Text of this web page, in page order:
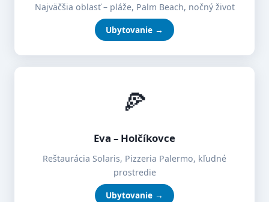
Najväčšia oblasť – pláže, Palm Beach, nočný život
Ubytovanie →
🍕
Eva – Holčíkovce
Reštaurácia Solaris, Pizzeria Palermo, kľudné
prostredie
Ubytovanie →